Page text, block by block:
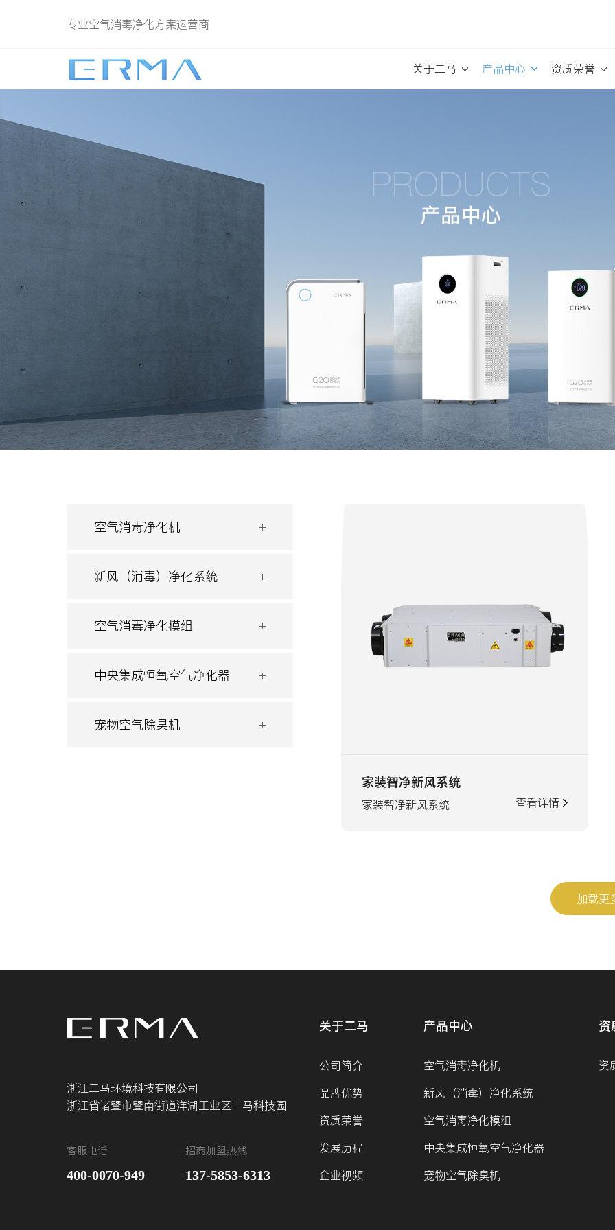
专业空气消毒净化方案运营商
关于二马 产品中心 资质荣誉
空气消毒净化机
新风（消毒）净化系统
空气消毒净化模组
中央集成恒氧空气净化器
宠物空气除臭机
家装智净新风系统
家装智净新风系统 查看详情
加载更
浙江二马环境科技有限公司
浙江省诸暨市暨南街道洋湖工业区二马科技园
客服电话
400-0070-949
招商加盟热线
137-5853-6313
关于二马
公司简介
品牌优势
资质荣誉
发展历程
企业视频
产品中心
空气消毒净化机
新风（消毒）净化系统
空气消毒净化模组
中央集成恒氧空气净化器
宠物空气除臭机
资
资